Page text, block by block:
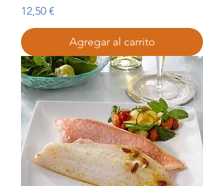
Precio
12,50 €
Agregar al carrito